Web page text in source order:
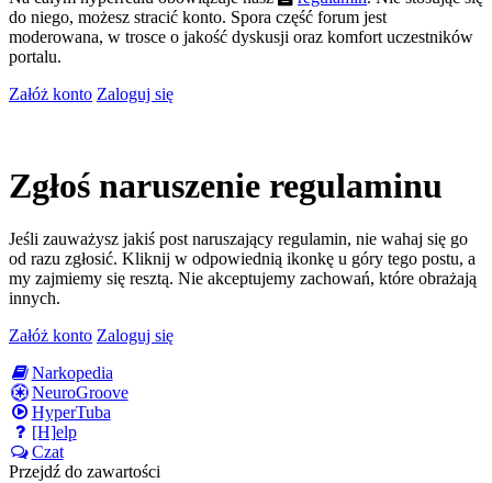
do niego, możesz stracić konto. Spora część forum jest
moderowana, w trosce o jakość dyskusji oraz komfort uczestników
portalu.
Załóż konto Zaloguj się
Zgłoś naruszenie regulaminu
Jeśli zauważysz jakiś post naruszający regulamin, nie wahaj się go
od razu zgłosić. Kliknij w odpowiednią ikonkę u góry tego postu, a
my zajmiemy się resztą. Nie akceptujemy zachowań, które obrażają
innych.
Załóż konto Zaloguj się
Narkopedia
NeuroGroove
HyperTuba
[H]elp
Czat
Przejdź do zawartości